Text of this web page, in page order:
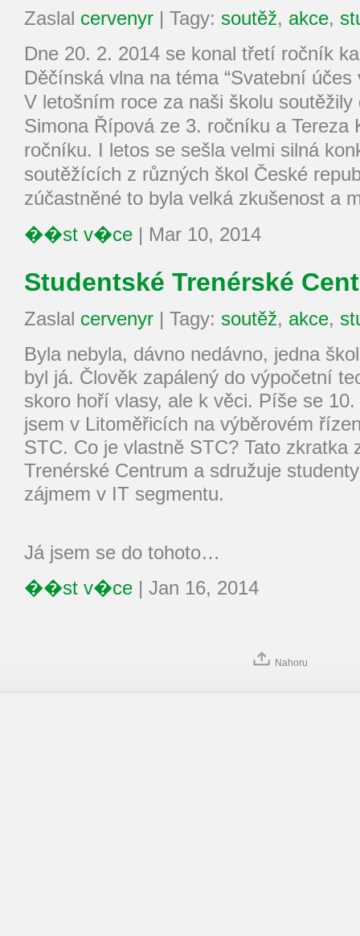
Zaslal cervenyr | Tagy: soutěž, akce,
Dne 20. 2. 2014 se konal třetí ročník
Děčínská vlna na téma “Svatební
V letošním roce za naši školu soutěžily
Simona Řípová ze 3. ročníku a Tereza
ročníku. I letos se sešla velmi silná
soutěžících z různých škol České
zúčastněné to byla velká zkušenost a
��st v�ce | Mar 10, 2014
Studentské Trenérské
Zaslal cervenyr | Tagy: soutěž, akce,
Byla nebyla, dávno nedávno, jedna
byl já. Člověk zapálený do výpočetní
skoro hoří vlasy, ale k věci. Píše se
jsem v Litoměřicích na výběrovém
STC. Co je vlastně STC? Tato zkratka
Trenérské Centrum a sdružuje
zájmem v IT segmentu.
Já jsem se do tohoto…
��st v�ce | Jan 16, 2014
Nahoru